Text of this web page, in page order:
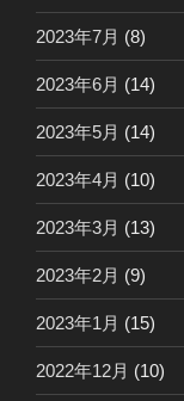
2023年7月 (8)
2023年6月 (14)
2023年5月 (14)
2023年4月 (10)
2023年3月 (13)
2023年2月 (9)
2023年1月 (15)
2022年12月 (10)